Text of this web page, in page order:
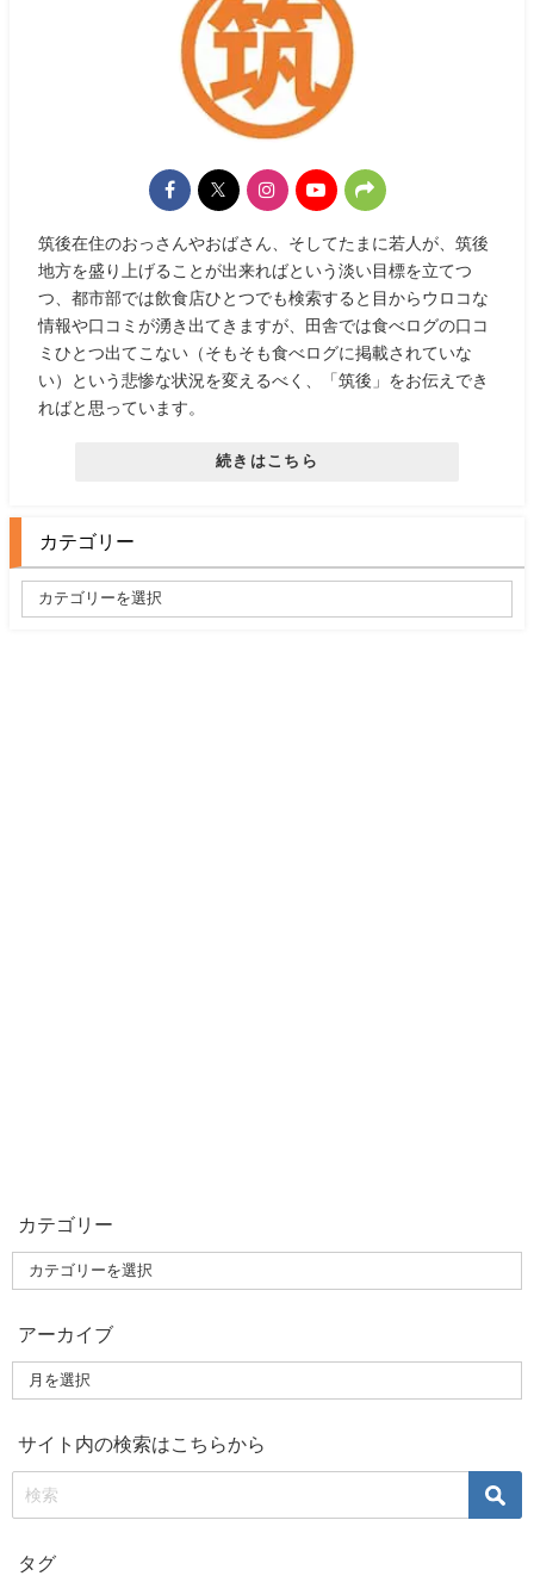
筑後在住のおっさんやおばさん、そしてたまに若人が、筑後
地方を盛り上げることが出来ればという淡い目標を立てつ
つ、都市部では飲食店ひとつでも検索すると目からウロコな
情報や口コミが湧き出てきますが、田舎では食べログの口コ
ミひとつ出てこない（そもそも食べログに掲載されていな
い）という悲惨な状況を変えるべく、「筑後」をお伝えでき
ればと思っています。
続きはこちら
カテゴリー
カテゴリー
アーカイブ
サイト内の検索はこちらから
タグ